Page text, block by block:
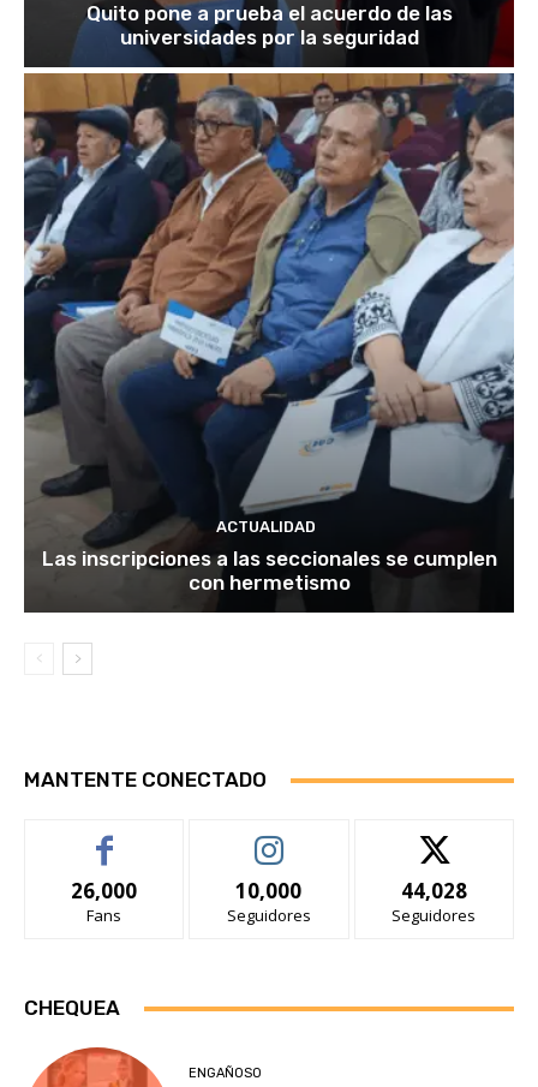
Quito pone a prueba el acuerdo de las
universidades por la seguridad
ACTUALIDAD
Las inscripciones a las seccionales se cumplen
con hermetismo
MANTENTE CONECTADO
26,000
Fans
10,000
Seguidores
44,028
Seguidores
CHEQUEA
ENGAÑOSO